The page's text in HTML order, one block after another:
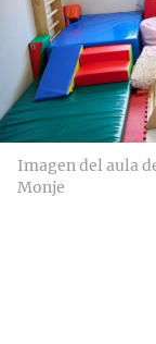
Imagen del aula
Monje